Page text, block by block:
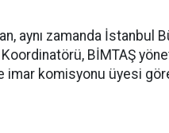
aynı zamanda İstanbul
BİMTAŞ
imar komisyonu üyesi